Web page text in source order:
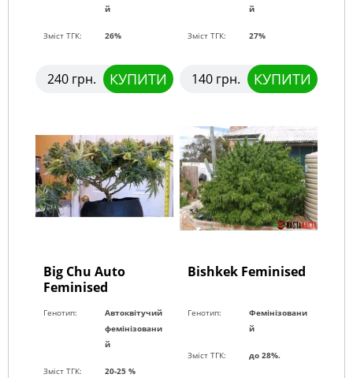
й
Зміст ТГК: 26%
240 грн. КУПИТИ
й
Зміст ТГК: 27%
140 грн. КУПИТИ
Big Chu Auto
Feminised
Генотип:
Автоквітучий
фемінізовани
й
Зміст ТГК: 20-25 %
Bishkek Feminised
Генотип:
Фемінізовани
й
Зміст ТГК: до 28%.